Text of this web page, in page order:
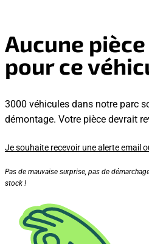
Aucune
pour ce
3000 véhicules dans notre parc
démontage. Votre pièce devrait
Je souhaite recevoir une alerte email
Pas de mauvaise surprise, pas de
stock !